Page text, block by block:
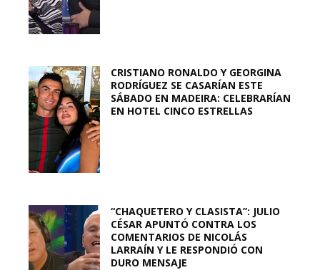
CRISTIANO RONALDO Y GEORGINA
RODRÍGUEZ SE CASARÍAN ESTE
SÁBADO EN MADEIRA: CELEBRARÍAN
EN HOTEL CINCO ESTRELLAS
“CHAQUETERO Y CLASISTA”: JULIO
CÉSAR APUNTÓ CONTRA LOS
COMENTARIOS DE NICOLÁS
LARRAÍN Y LE RESPONDIÓ CON
DURO MENSAJE